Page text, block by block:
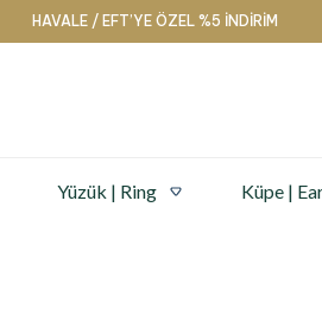
HAVALE / EFT’YE ÖZEL %5 İNDİRİM
Yüzük | Ring Küpe |